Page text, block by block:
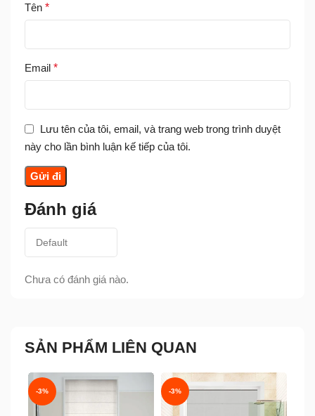
Đánh giá
Chưa có đánh giá nào.
Tên *
Email *
Lưu tên của tôi, email, và trang web trong trình duyệt
này cho lần bình luận kế tiếp của tôi.
SẢN PHẨM LIÊN QUAN
-3% -3%